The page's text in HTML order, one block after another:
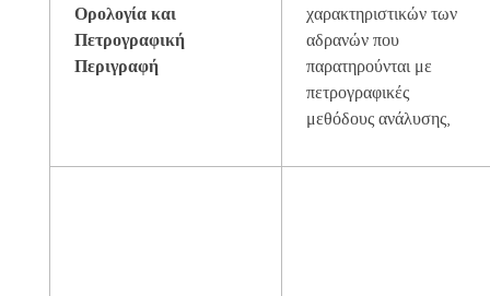
Ορολογία και
Πετρογραφική
Περιγραφή
χαρακτηριστικών των
αδρανών που
παρατηρούνται με
πετρογραφικές
μεθόδους ανάλυσης,